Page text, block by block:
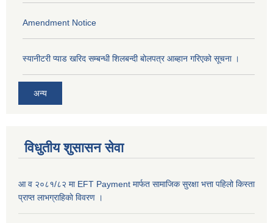
Amendment Notice
स्यानीटरी प्याड खरिद सम्बन्धी शिलबन्दी बोलपत्र आब्हान गरिएको सूचना ।
अन्य
विधुतीय शुसासन सेवा
आ व २०८१/८२ मा EFT Payment मार्फत सामाजिक सुरक्षा भत्ता पहिलो किस्ता
प्राप्त लाभग्राहिकाे विवरण ।